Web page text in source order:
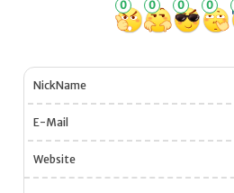
0 0 0 0
NickName
E-Mail
Website